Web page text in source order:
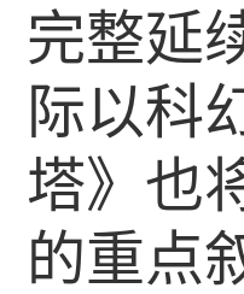
完整延
际以科
塔》也
的重点